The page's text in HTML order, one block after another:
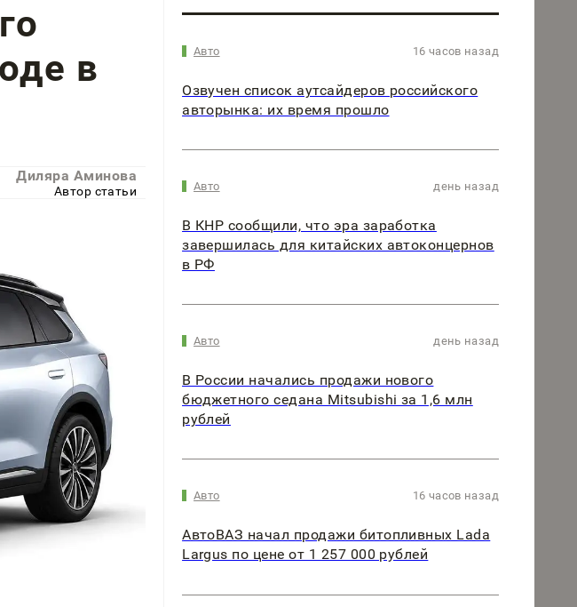
в
Диляра Аминова
Автор статьи
Авто 16 часов назад
Озвучен список аутсайдеров российского
авторынка: их время прошло
Авто день назад
В КНР сообщили, что эра заработка
завершилась для китайских автоконцернов
в РФ
Авто день назад
В России начались продажи нового
бюджетного седана Mitsubishi за 1,6 млн
рублей
Авто 16 часов назад
АвтоВАЗ начал продажи битопливных Lada
Largus по цене от 1 257 000 рублей